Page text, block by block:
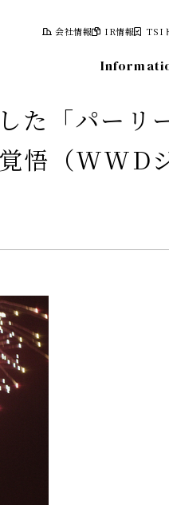
会社情報 IR情報
会
け資料
TSI
た「パーリ
悟（WWD